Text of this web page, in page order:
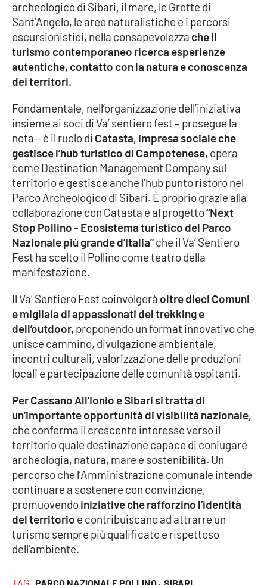
EDIZIONI
LOCALI
Catanzaro
Crotone
Vibo Valentia
Reggio Calabria
Cosenza
Lamezia Terme
PROGETTI
SPECIALI
Buona Sanità Calabria
LA
CALABRIAVISIONE
Destinazioni
Eventi
Food
Storie
LAC
NETWORK
Lacplay.it
TAG
archeologico di Sibari, il mare, le Grotte di
Sant’Angelo, le aree naturalistiche e i percorsi
escursionistici, nella consapevolezza che il
turismo contemporaneo ricerca esperienze
autentiche, contatto con la natura e conoscenza
dei territori.
Fondamentale, nell’organizzazione dell’iniziativa
insieme ai soci di Va’ sentiero fest – prosegue la
nota – è il ruolo di Catasta, impresa sociale che
gestisce l’hub turistico di Campotenese, opera
come Destination Management Company sul
territorio e gestisce anche l’hub punto ristoro nel
Parco Archeologico di Sibari. È proprio grazie alla
collaborazione con Catasta e al progetto“Next
Stop Pollino - Ecosistema turistico del Parco
Nazionale più grande d’Italia”che il Va’ Sentiero
Fest ha scelto il Pollino come teatro della
manifestazione.
Il Va’ Sentiero Fest coinvolgerà oltre dieci Comuni
e migliaia di appassionati del trekking e
dell’outdoor, proponendo un format innovativo che
unisce cammino, divulgazione ambientale,
incontri culturali, valorizzazione delle produzioni
locali e partecipazione delle comunità ospitanti.
Per Cassano All’Ionio e Sibari si tratta di
un’importante opportunità di visibilità nazionale,
che conferma il crescente interesse verso il
territorio quale destinazione capace di coniugare
archeologia, natura, mare e sostenibilità. Un
percorso che l’Amministrazione comunale intende
continuare a sostenere con convinzione,
promuovendoiniziative che rafforzino l’identità
del territorio e contribuiscano ad attrarre un
turismo sempre più qualificato e rispettoso
dell’ambiente.